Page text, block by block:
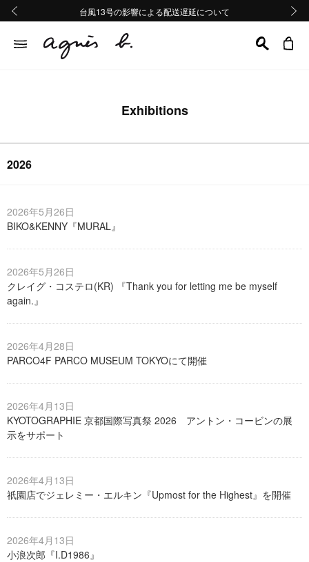
熊本地域地震の影響による配送遅延について
Summer Sale 2buy10%OFF!!
台風13号の影響による配送遅延について
熊本地域地震の影響による配送遅延について
Summer Sale 2buy10%OFF!!
Exhibitions
2026
2026年5月26日
BIKO&KENNY『MURAL』
2026年5月26日
クレイグ・コステロ(KR) 『Thank you for letting me be myself
again.』
2026年4月28日
PARCO4F PARCO MUSEUM TOKYOにて開催
2026年4月13日
KYOTOGRAPHIE 京都国際写真祭 2026 アントン・コービンの展
示をサポート
2026年4月13日
祇園店でジェレミー・エルキン『Upmost for the Highest』を開催
2026年4月13日
小浪次郎『I.D1986』